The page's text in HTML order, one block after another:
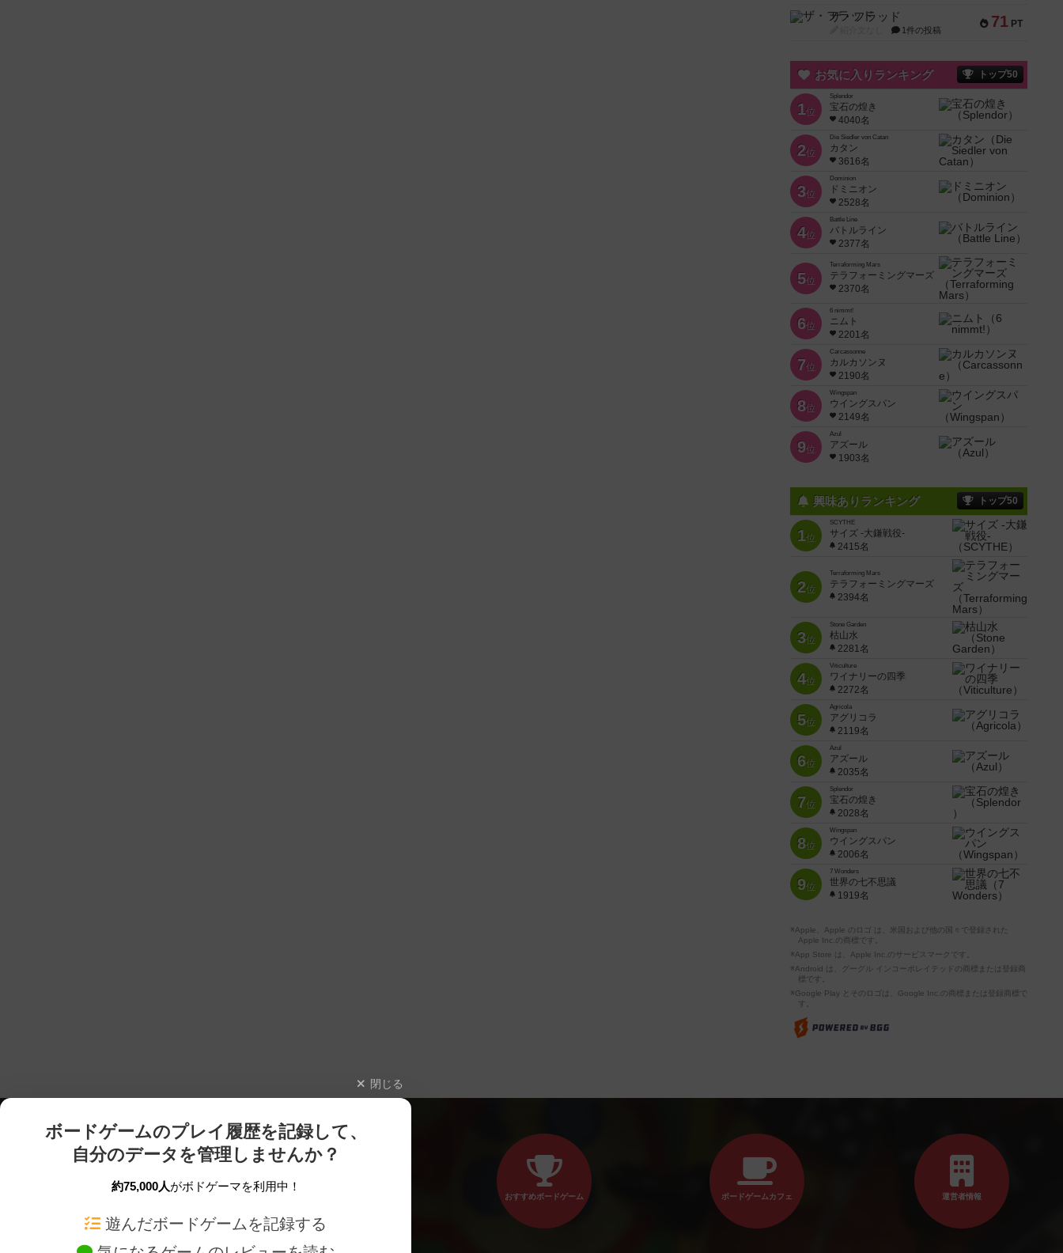
71 PT
ザ・フラッド
1件の投稿
お気に入りランキング トップ50
1位
Splendor
宝石の煌き
4040名
2位
Die Siedler von Catan
カタン
3616名
3位
Dominion
ドミニオン
2528名
4位
Battle Line
バトルライン
2377名
5位
Terraforming Mars
テラフォーミングマーズ
2370名
6位
6 nimmt!
ニムト
2201名
7位
Carcassonne
カルカソンヌ
2190名
8位
Wingspan
ウイングスパン
2149名
9位
Azul
アズール
1903名
興味ありランキング トップ50
1位
SCYTHE
サイズ -大鎌戦役-
2415名
2位
Terraforming Mars
テラフォーミングマーズ
2394名
3位
Stone Garden
枯山水
2281名
4位
Viticulture
ワイナリーの四季
2272名
5位
Agricola
アグリコラ
2119名
6位
Azul
アズール
2035名
7位
Splendor
宝石の煌き
2028名
8位
Wingspan
ウイングスパン
2006名
9位
7 Wonders
世界の七不思議
1919名
※Apple、Apple のロゴ は、米国および他の国々で登録された
Apple Inc.の商標です。
※App Store は、Apple Inc.のサービスマークです。
※Android は、グーグル インコーポレイテッドの商標または登録商
標です。
※Google Play とそのロゴは、Google Inc.の商標または登録商標で
す。
閉じる
ボードゲームのプレイ履歴を記録して、
自分のデータを管理しませんか？
約75,000人がボドゲーマを利用中！
遊んだボードゲームを記録する
おすすめボードゲーム ボードゲームカフェ 運営者情報